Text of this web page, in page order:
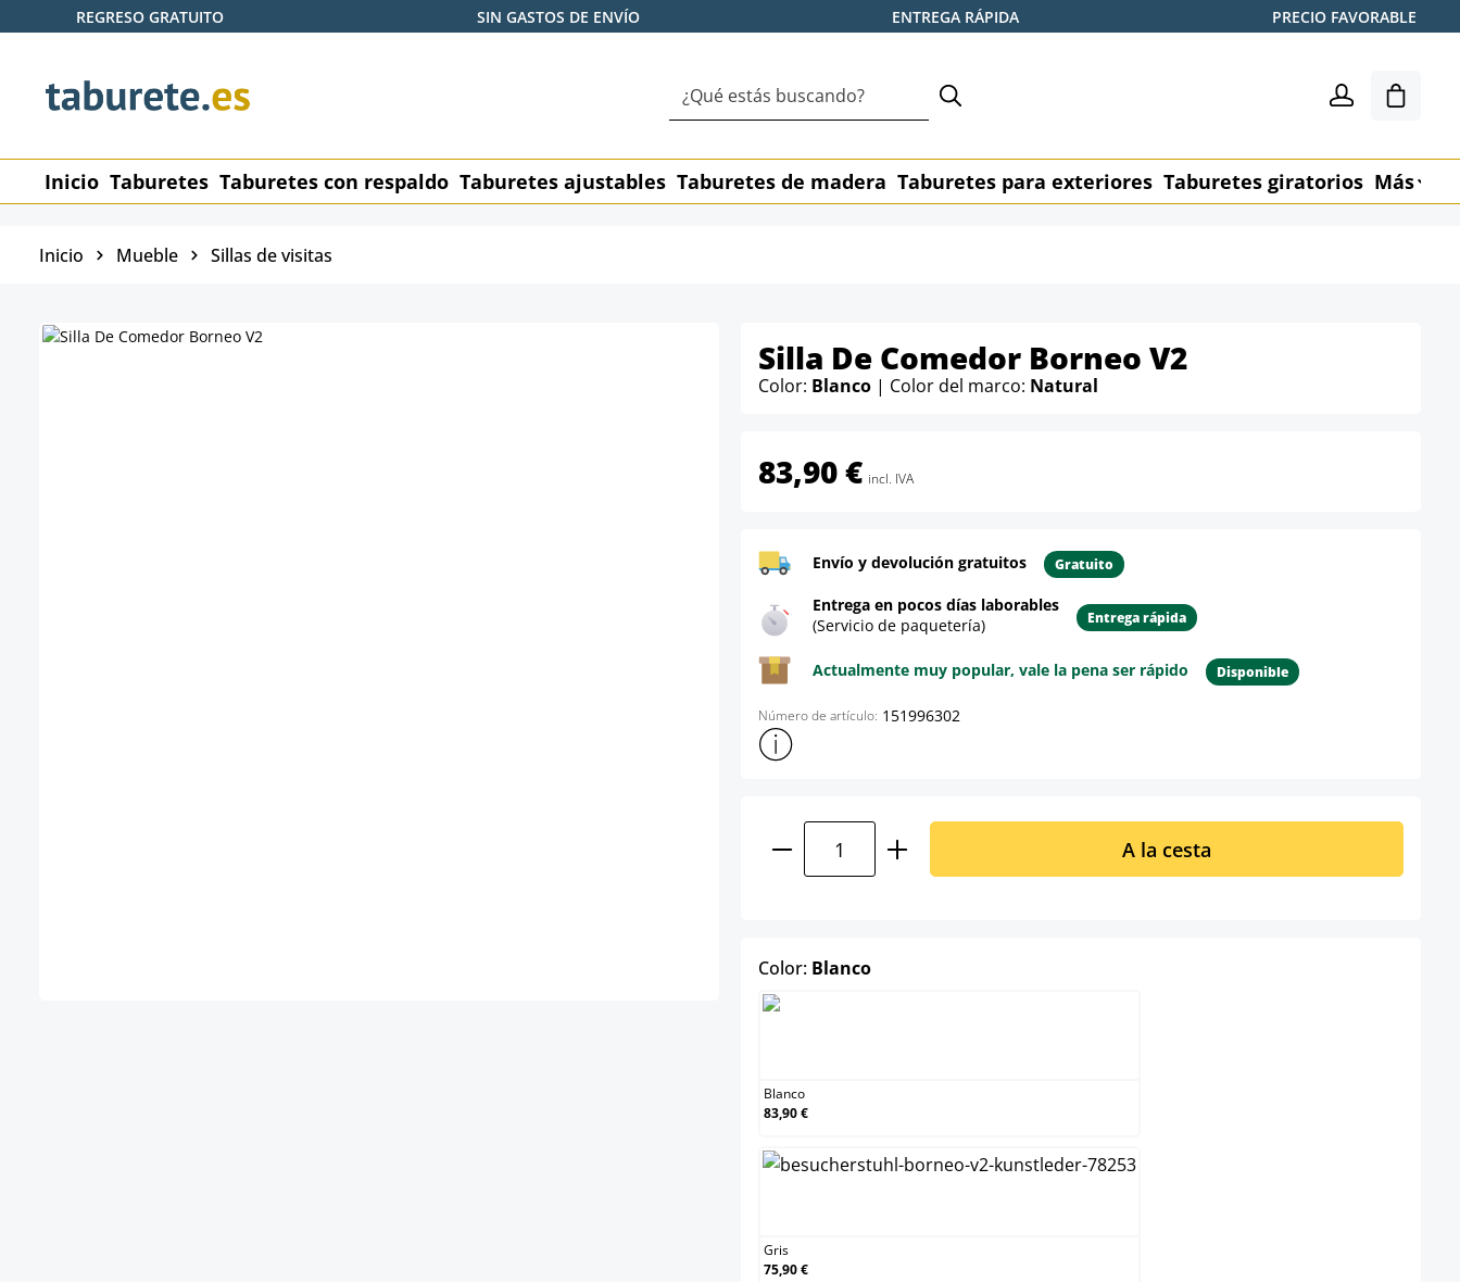
al contenido principal
Saltar a la búsqueda
Saltar a la navegación principal
REGRESO GRATUITO SIN GASTOS DE ENVÍO ENTREGA RÁPIDA PRECIO FAVORABLE
El
Inicio Taburetes Taburetes con respaldo Taburetes ajustables Taburetes de madera Taburetes para exteriores Taburetes giratorios Más
Inicio Mueble Sillas de visitas
Silla De Comedor Borneo V2
Color: Blanco | Color del marco: Natural
83,90 € incl. IVA
Envío y devolución gratuitos Gratuito
Entrega en pocos días laborables
(Servicio de paquetería)
Entrega rápida
Actualmente muy popular, vale la pena ser rápido Disponible
Número de artículo: 151996302
Mostrar más información sobre el producto
Cantidad del producto: introduce la cantidad deseada o
A la cesta
Color: Blancoselect
Blanco
83,90 €
Gris
75,90 €